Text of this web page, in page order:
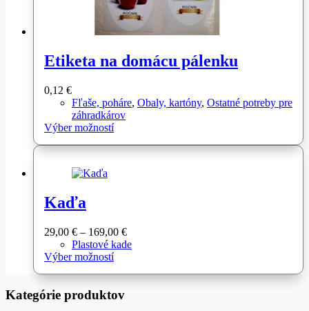
Etiketa na domácu pálenku
0,12 €
Fľaše, poháre, Obaly, kartóny, Ostatné potreby pre
záhradkárov
Výber možnostíTento
má
vybrať
na
stránke
produktu.
Kaďa
29,00 € – 169,00 €Price
range:
169,00 €
Plastové kade
Výber možnostíTento
má
viacero
Kategórie produktov